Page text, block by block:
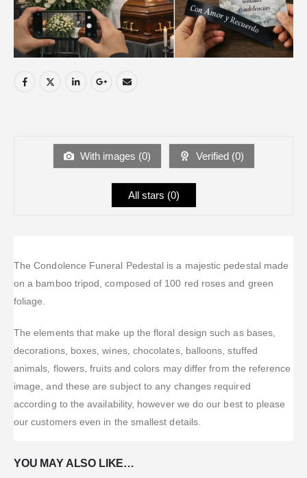
With images (0) Verified (0)
All stars (0)
The Condolence Funeral Pedestal is a majestic pedestal made
on a bamboo tripod, composed of 100 red roses and green
foliage.
The elements that make up the floral design such as bases,
decorations, boxes, wines, chocolates, balloons, stuffed
animals, flowers, fruits and colors may differ from the reference
image, and these are subject to any changes required
according to the availability, however we do our best to please
our customers even in the smallest details.
YOU MAY ALSO LIKE…